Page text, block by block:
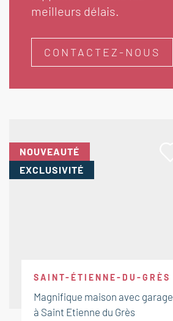
meilleurs délais.
CONTACTEZ-NOUS
NOUVEAUTÉ
EXCLUSIVITÉ
SAINT-ÉTIENNE-DU-GRÈS
Magnifique maison avec garage
à Saint Etienne du Grès